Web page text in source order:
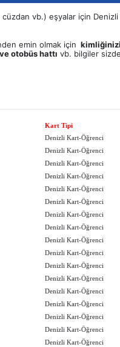
cüzdan vb.) eşyalar için
emin olmak için
otobüs hattı vb. bilgiler
Kart Tipi
Denizli Kart-Öğrenci
Denizli Kart-Öğrenci
Denizli Kart-Öğrenci
Denizli Kart-Öğrenci
Denizli Kart-Öğrenci
Denizli Kart-Öğrenci
Denizli Kart-Öğrenci
Denizli Kart-Öğrenci
Denizli Kart-Öğrenci
Denizli Kart-Öğrenci
Denizli Kart-Öğrenci
Denizli Kart-Öğrenci
Denizli Kart-Öğrenci
Denizli Kart-Öğrenci
Denizli Kart-Öğrenci
Denizli Kart-Öğrenci
Denizli Kart-Öğrenci